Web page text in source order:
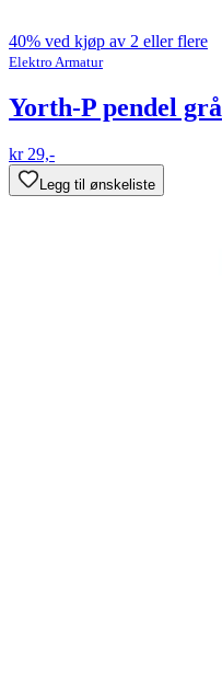
40% ved kjøp av 2 eller flere
Elektro Armatur
Yorth-P pendel grå
kr 29,-
Legg til ønskeliste